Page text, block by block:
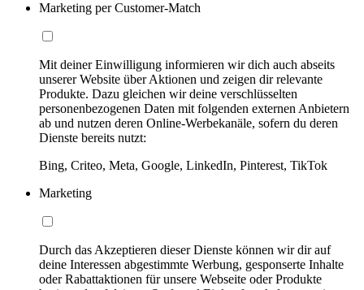
Marketing per Customer-Match
Mit deiner Einwilligung informieren wir dich auch abseits
unserer Website über Aktionen und zeigen dir relevante
Produkte. Dazu gleichen wir deine verschlüsselten
personenbezogenen Daten mit folgenden externen Anbietern
ab und nutzen deren Online-Werbekanäle, sofern du deren
Dienste bereits nutzt:
Bing, Criteo, Meta, Google, LinkedIn, Pinterest, TikTok
Marketing
Durch das Akzeptieren dieser Dienste können wir dir auf
deine Interessen abgestimmte Werbung, gesponserte Inhalte
oder Rabattaktionen für unsere Webseite oder Produkte